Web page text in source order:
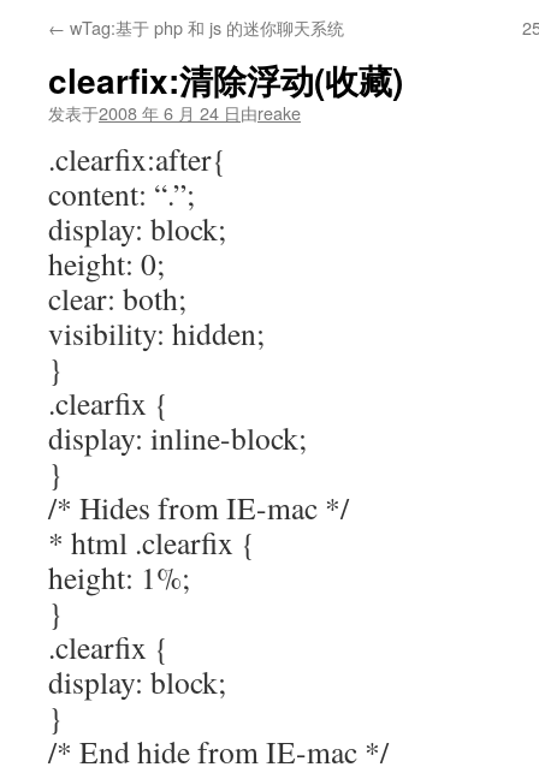
文← wTag:基于 php 和 js 的迷你聊天系统
clearfix:清除浮动(收藏)
发表于2008 年 6 月 24 日由reake
.clearfix:after{
content: “.”;
display: block;
height: 0;
clear: both;
visibility: hidden;
}
.clearfix {
display: inline-block;
}
/* Hides from IE-mac */
* html .clearfix {
height: 1%;
}
.clearfix {
display: block;
}
/* End hide from IE-mac */